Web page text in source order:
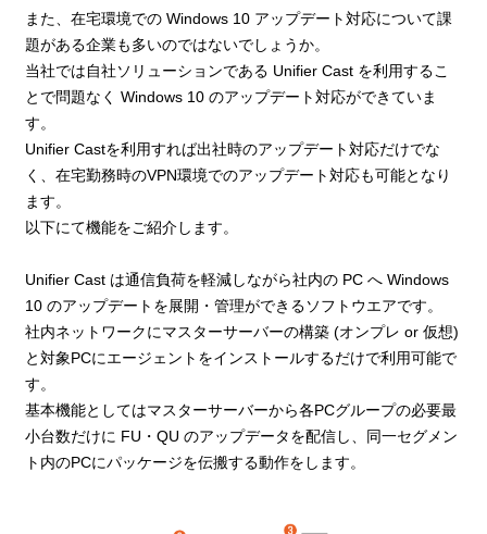
また、在宅環境での Windows 10 アップデート対応について課
題がある企業も多いのではないでしょうか。
当社では自社ソリューションである Unifier Cast を利用するこ
とで問題なく Windows 10 のアップデート対応ができていま
す。
Unifier Castを利用すれば出社時のアップデート対応だけでな
く、在宅勤務時のVPN環境でのアップデート対応も可能となり
ます。
以下にて機能をご紹介します。
Unifier Cast は通信負荷を軽減しながら社内の PC へ Windows
10 のアップデートを展開・管理ができるソフトウエアです。
社内ネットワークにマスターサーバーの構築 (オンプレ or 仮想)
と対象PCにエージェントをインストールするだけで利用可能で
す。
基本機能としてはマスターサーバーから各PCグループの必要最
小台数だけに FU・QU のアップデータを配信し、同一セグメン
ト内のPCにパッケージを伝搬する動作をします。